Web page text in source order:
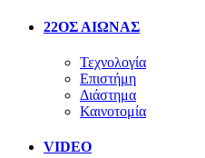
22ΟΣ ΑΙΩΝΑΣ
Τεχνολογία
Επιστήμη
Διάστημα
Καινοτομία
VIDEO